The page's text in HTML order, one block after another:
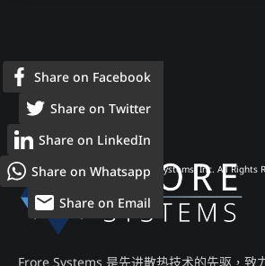
Share on Facebook
Share on Twitter
Share on LinkedIn
Share on Whatsapp
Share on Email
Frore Systems 是先进散热技术的先驱，致
© 2026 Frore Systems, Inc. All Rights